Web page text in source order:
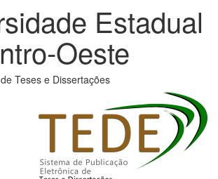
Estadual
Oeste
Teses e Dissertações